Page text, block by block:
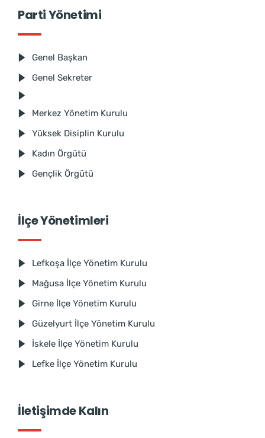
Parti Yönetimi
Genel Başkan
Genel Sekreter
Merkez Yönetim Kurulu
Yüksek Disiplin Kurulu
Kadın Örgütü
Gençlik Örgütü
İlçe Yönetimleri
Lefkoşa İlçe Yönetim Kurulu
Mağusa İlçe Yönetim Kurulu
Girne İlçe Yönetim Kurulu
Güzelyurt İlçe Yönetim Kurulu
İskele İlçe Yönetim Kurulu
Lefke İlçe Yönetim Kurulu
İletişimde Kalın